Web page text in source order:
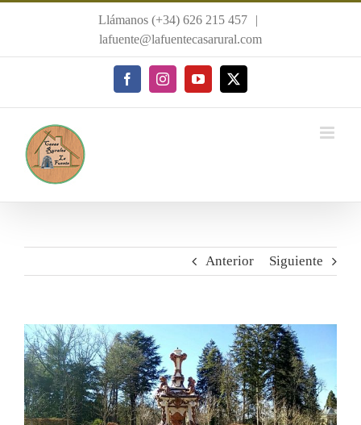
Llámanos (+34) 626 215 457
|
lafuente@lafuentecasarural.com
FacebookInstagramYouTube
X
Anterior Siguiente